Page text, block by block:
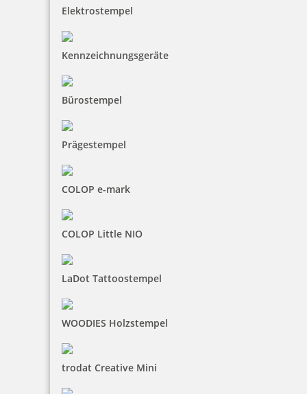
Elektrostempel
Kennzeichnungsgeräte
Bürostempel
Prägestempel
COLOP e-mark
COLOP Little NIO
LaDot Tattoostempel
WOODIES Holzstempel
trodat Creative Mini
Runder Holz-Motivstempel original Handarbeit
Jetzt gestalten
Runder Holz-Motivstempel mit Liebe verpackt